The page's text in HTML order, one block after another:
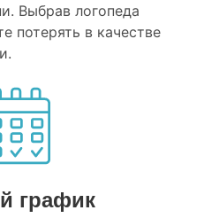
Выбрав логопеда
потерять в качестве
график